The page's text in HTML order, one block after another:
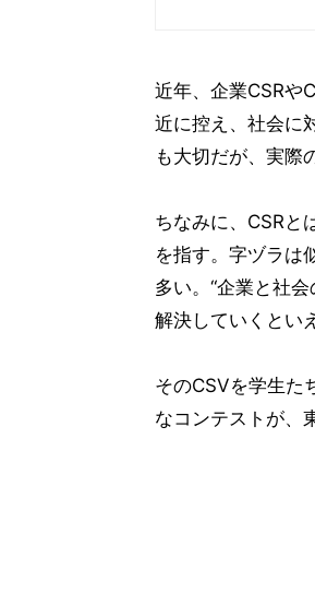
近年、企業CSRや
近に控え、社会に
も大切だが、実際
ちなみに、CSRと
を指す。字ヅラは
多い。“企業と社
解決していくとい
そのCSVを学生た
なコンテストが、